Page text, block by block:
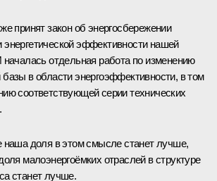
принят закон об энергосбережении
эффективности нашей
началась отдельная работа по изменению
базы в области энергоэффективности, в том
соответствующей серии технических
наша доля в этом смысле станет лучше,
малоэнергоёмких отраслей в структуре
станет лучше.